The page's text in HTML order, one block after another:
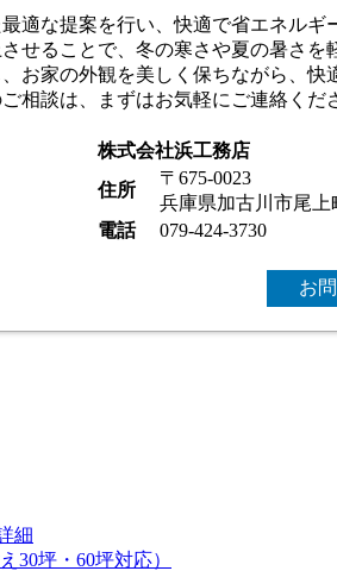
適な提案を行い、快適で省エネル
ることで、冬の寒さや夏の暑さ
お家の外観を美しく保ちながら、
相談は、まずはお気軽にご連絡くだ
株式会社浜工務店
住所
〒675-0023
兵庫県加古川市尾上
電話
079-424-3730
お
細
30坪・60坪対応）